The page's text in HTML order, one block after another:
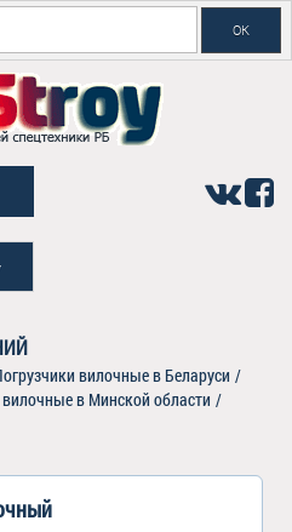
вилочные в Беларуси /
в Минской области /